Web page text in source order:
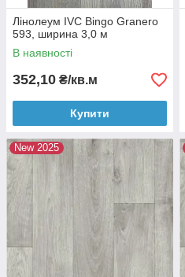
Лінолеум IVC Bingo Granero
593, ширина 3,0 м
В наявності
352,10 ₴/кв.м
Купити
New 2025